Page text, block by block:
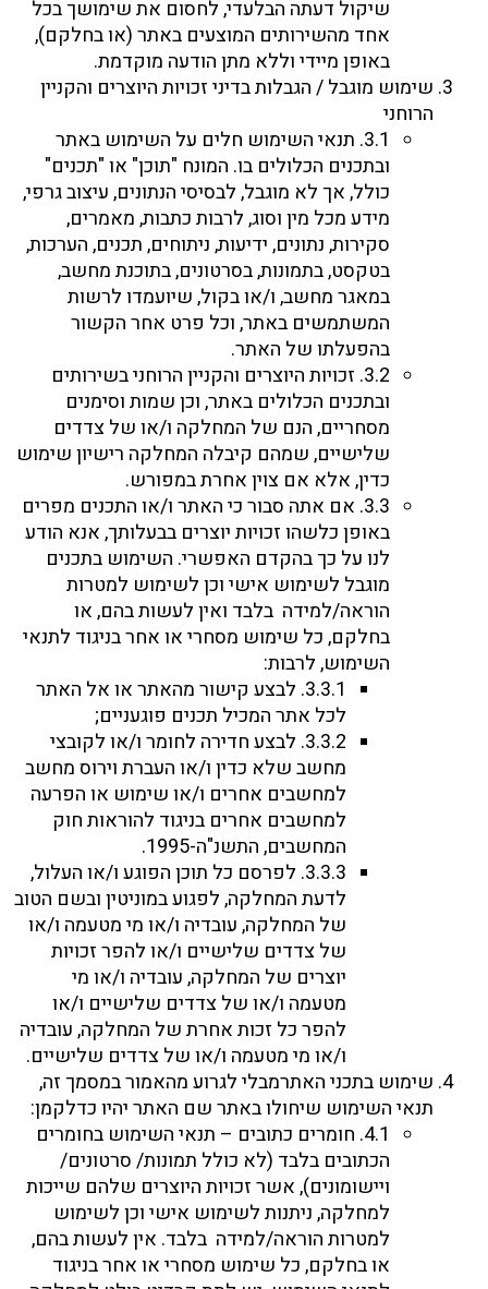
שיקול דעתה הבלעדי, לחסום את שימושך בכל
אחד מהשירותים המוצעים באתר (או בחלקם),
באופן מיידי וללא מתן הודעה מוקדמת.
שימוש מוגבל / הגבלות בדיני זכויות היוצרים והקניין
הרוחני
3.1. תנאי השימוש חלים על השימוש באתר
ובתכנים הכלולים בו. המונח "תוכן" או "תכנים"
כולל, אך לא מוגבל, לבסיסי הנתונים, עיצוב גרפי,
מידע מכל מין וסוג, לרבות כתבות, מאמרים,
סקירות, נתונים, ידיעות, ניתוחים, תכנים, הערכות,
בטקסט, בתמונות, בסרטונים, בתוכנת מחשב,
במאגר מחשב, ו/או בקול, שיועמדו לרשות
המשתמשים באתר, וכל פרט אחר הקשור
בהפעלתו של האתר.
3.2. זכויות היוצרים והקניין הרוחני בשירותים
ובתכנים הכלולים באתר, וכן שמות וסימנים
מסחריים, הנם של המחלקה ו/או של צדדים
שלישיים, שמהם קיבלה המחלקה רישיון שימוש
כדין, אלא אם צוין אחרת במפורש.
3.3. אם אתה סבור כי האתר ו/או התכנים מפרים
באופן כלשהו זכויות יוצרים בבעלותך, אנא הודע
לנו על כך בהקדם האפשרי. השימוש בתכנים
מוגבל לשימוש אישי וכן לשימוש למטרות
הוראה/למידה בלבד ואין לעשות בהם, או
בחלקם, כל שימוש מסחרי או אחר בניגוד לתנאי
השימוש, לרבות:
3.3.1. לבצע קישור מהאתר או אל האתר
לכל אתר המכיל תכנים פוגעניים;
3.3.2. לבצע חדירה לחומר ו/או לקובצי
מחשב שלא כדין ו/או העברת וירוס מחשב
למחשבים אחרים ו/או שימוש או הפרעה
למחשבים אחרים בניגוד להוראות חוק
המחשבים, התשנ"ה-1995.
3.3.3. לפרסם כל תוכן הפוגע ו/או העלול,
לדעת המחלקה, לפגוע במוניטין ובשם הטוב
של המחלקה, עובדיה ו/או מי מטעמה ו/או
של צדדים שלישיים ו/או להפר זכויות
יוצרים של המחלקה, עובדיה ו/או מי
מטעמה ו/או של צדדים שלישיים ו/או
להפר כל זכות אחרת של המחלקה, עובדיה
ו/או מי מטעמה ו/או של צדדים שלישיים.
שימוש בתכני האתרמבלי לגרוע מהאמור במסמך זה,
תנאי השימוש שיחולו באתר שם האתר יהיו כדלקמן:
4.1. חומרים כתובים – תנאי השימוש בחומרים
הכתובים בלבד (לא כולל תמונות/ סרטונים/
ויישומונים), אשר זכויות היוצרים שלהם שייכות
למחלקה, ניתנות לשימוש אישי וכן לשימוש
למטרות הוראה/למידה בלבד. אין לעשות בהם,
או בחלקם, כל שימוש מסחרי או אחר בניגוד